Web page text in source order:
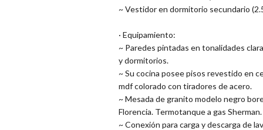
~ Vestidor en dormitorio secundario
· Equipamiento:
~ Paredes pintadas en tonalidades
y dormitorios.
~ Su cocina posee pisos revestido en
mdf colorado con tiradores de acero.
~ Mesada de granito modelo negro
Florencia. Termotanque a gas Sherman.
~ Conexión para carga y descarga de